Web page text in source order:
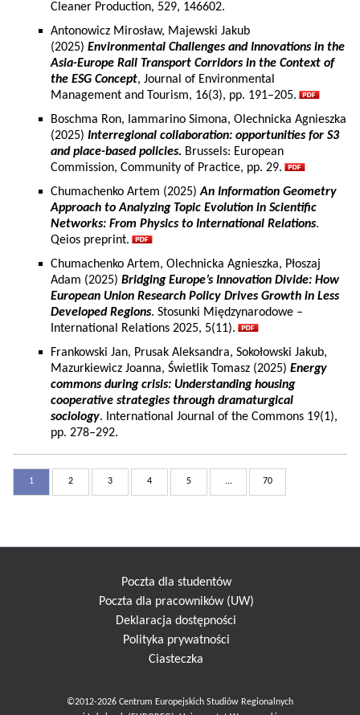
Cleaner Production, 529, 146602.
Antonowicz Mirosław, Majewski Jakub
(2025) Environmental Challenges and Innovations in the
Asia-Europe Rail Transport Corridors in the Context of
the ESG Concept, Journal of Environmental
Management and Tourism, 16(3), pp. 191–205.
Boschma Ron, Iammarino Simona, Olechnicka Agnieszka
(2025) Interregional collaboration: opportunities for S3
and place-based policies. Brussels: European
Commission, Community of Practice, pp. 29.
Chumachenko Artem (2025)An Information Geometry
Approach to Analyzing Topic Evolution in Scientific
Networks: From Physics to International Relations.
Qeios preprint.
Chumachenko Artem, Olechnicka Agnieszka, Płoszaj
Adam (2025) Bridging Europe’s Innovation Divide: How
European Union Research Policy Drives Growth in Less
Developed Regions. Stosunki Międzynarodowe –
International Relations 2025, 5(11).
Frankowski Jan, Prusak Aleksandra, Sokołowski Jakub,
Mazurkiewicz Joanna, Świetlik Tomasz (2025) Energy
commons during crisis: Understanding housing
cooperative strategies through dramaturgical
sociology. International Journal of the Commons 19(1),
pp. 278–292.
1 2 3 4 5 ... 70
Poczta dla studentów
Poczta dla pracowników (UW)
Deklaracja dostępności
Polityka prywatności
Ciasteczka
©2012-2026 Centrum Europejskich Studiów Regionalnych